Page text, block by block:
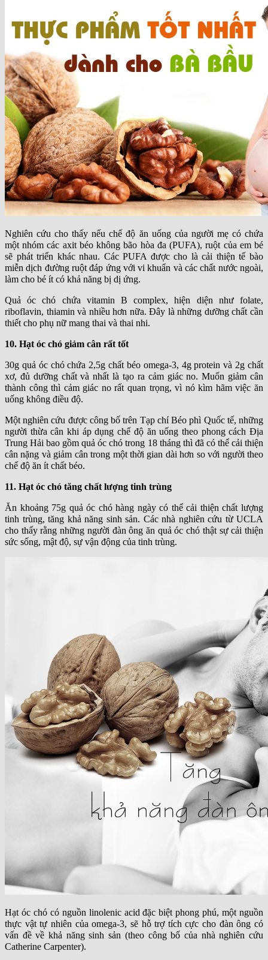
Nghiên cứu cho thấy nếu chế độ ăn uống của người mẹ có chứa
một nhóm các axit béo không bão hòa đa (PUFA), ruột của em bé
sẽ phát triển khác nhau. Các PUFA được cho là cải thiện tế bào
miễn dịch đường ruột đáp ứng với vi khuẩn và các chất nước ngoài,
làm cho bé ít có khả năng bị dị ứng.
Quả óc chó chứa vitamin B complex, hiện diện như folate,
riboflavin, thiamin và nhiều hơn nữa. Đây là những dưỡng chất cần
thiết cho phụ nữ mang thai và thai nhi.
10. Hạt óc chó giảm cân rất tốt
30g quả óc chó chứa 2,5g chất béo omega-3, 4g protein và 2g chất
xơ, đủ dưỡng chất và nhất là tạo ra cảm giác no. Muốn giảm cân
thành công thì cảm giác no rất quan trọng, vì nó kìm hãm việc ăn
uống không điều độ.
Một nghiên cứu được công bố trên Tạp chí Béo phì Quốc tế, những
người thừa cân khi áp dụng chế độ ăn uống theo phong cách Địa
Trung Hải bao gồm quả óc chó trong 18 tháng thì đã có thể cải thiện
cân nặng và giảm cân trong một thời gian dài hơn so với người theo
chế độ ăn ít chất béo.
11. Hạt óc chó tăng chất lượng tinh trùng
Ăn khoảng 75g quả óc chó hàng ngày có thể cải thiện chất lượng
tinh trùng, tăng khả năng sinh sản. Các nhà nghiên cứu từ UCLA
cho thấy rằng những người đàn ông ăn quả óc chó thật sự cải thiện
sức sống, mật độ, sự vận động của tinh trùng.
Hạt óc chó có nguồn linolenic acid đặc biệt phong phú, một nguồn
thực vật tự nhiên của omega-3, sẽ hỗ trợ tích cực cho đàn ông có
vấn đề về khả năng sinh sản (theo công bố của nhà nghiên cứu
Catherine Carpenter).